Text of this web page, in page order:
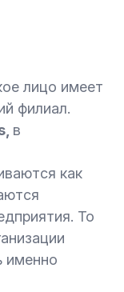
лицо имеет
филиал.
в
как
То
именно